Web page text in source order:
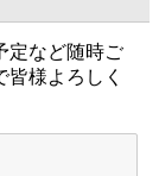
定など随時ご
様よろしく